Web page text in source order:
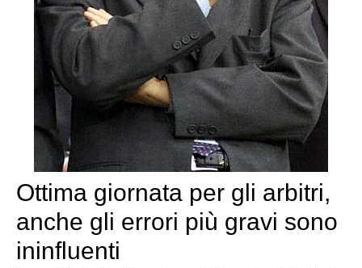
Ottima giornata per gli arbitri,
anche gli errori più gravi sono
ininfluenti